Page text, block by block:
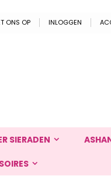
ONS OP INLOGGEN
SIERADEN